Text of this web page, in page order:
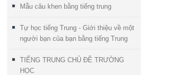
Mẫu câu khen bằng tiếng trung
Tự học tiếng Trung - Giới thiệu về một
người bạn của bạn bằng tiếng Trung
TIẾNG TRUNG CHỦ ĐỀ TRƯỜNG
HỌC